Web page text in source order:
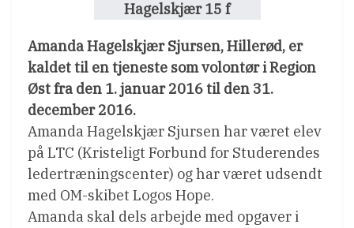
Amanda Hagelskjær Sjursen, Hillerød, er
kaldet til en tjeneste som volontør i Region
Øst fra den 1. januar 2016 til den 31.
december 2016.
Amanda Hagelskjær Sjursen har været elev
på LTC (Kristeligt Forbund for Studerendes
ledertræningscenter) og har været udsendt
med OM-skibet Logos Hope.
Amanda skal dels arbejde med opgaver i